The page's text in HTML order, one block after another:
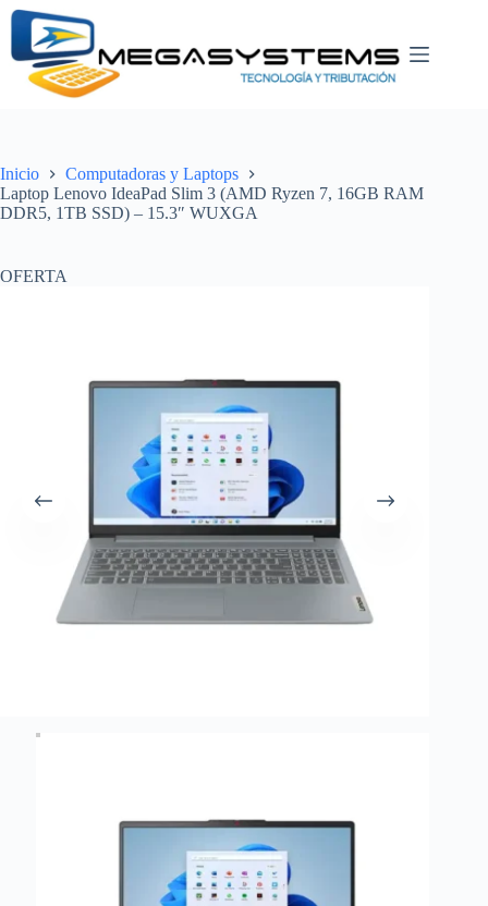
Saltar
contenido
Inicio
Computadoras y Laptops
Laptop Lenovo IdeaPad Slim 3 (AMD Ryzen 7, 16GB RAM
DDR5, 1TB SSD) – 15.3″ WUXGA
OFERTA